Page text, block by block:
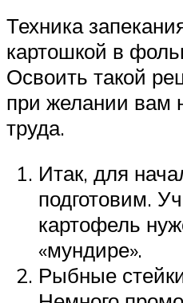
Техника
картошкой в
Освоить такой
при желании вам
труда.
Итак, для
подготовим.
картофель
«мундире».
Рыбные